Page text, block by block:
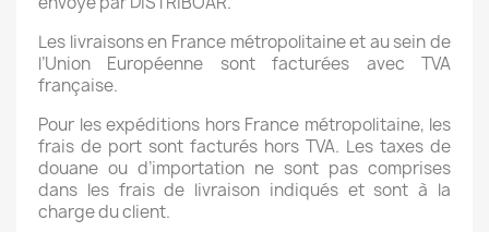
Les livraisons en France métropolitaine et au sein de
l’Union Européenne sont facturées avec TVA
française.
Pour les expéditions hors France métropolitaine, les
frais de port sont facturés hors TVA. Les taxes de
douane ou d’importation ne sont pas comprises
dans les frais de livraison indiqués et sont à la
charge du client.